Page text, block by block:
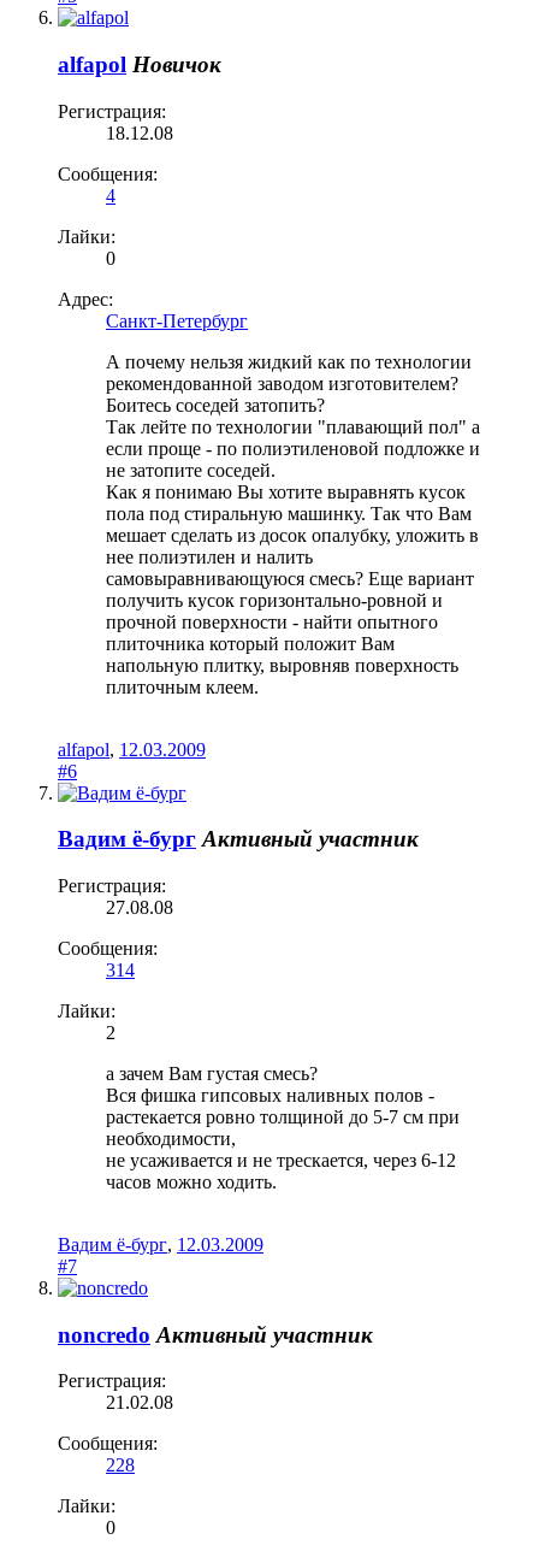
alfapol Новичок
Регистрация:
18.12.08
Сообщения:
4
Лайки:
0
Адрес:
Санкт-Петербург
А почему нельзя жидкий как по технологии
рекомендованной заводом изготовителем?
Боитесь соседей затопить?
Так лейте по технологии "плавающий пол" а
если проще - по полиэтиленовой подложке и
не затопите соседей.
Как я понимаю Вы хотите выравнять кусок
пола под стиральную машинку. Так что Вам
мешает сделать из досок опалубку, уложить в
нее полиэтилен и налить
самовыравнивающуюся смесь? Еще вариант
получить кусок горизонтально-ровной и
прочной поверхности - найти опытного
плиточника который положит Вам
напольную плитку, выровняв поверхность
плиточным клеем.
alfapol, 12.03.2009
#6
Вадим ё-бург Активный участник
Регистрация:
27.08.08
Сообщения:
314
Лайки:
2
а зачем Вам густая смесь?
Вся фишка гипсовых наливных полов -
растекается ровно толщиной до 5-7 см при
необходимости,
не усаживается и не трескается, через 6-12
часов можно ходить.
Вадим ё-бург, 12.03.2009
#7
noncredo Активный участник
Регистрация:
21.02.08
Сообщения:
228
Лайки:
0